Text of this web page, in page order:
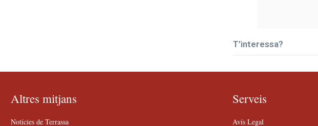
T’interessa?
Altres mitjans
Notícies de Terrassa
Serveis
Avís Legal